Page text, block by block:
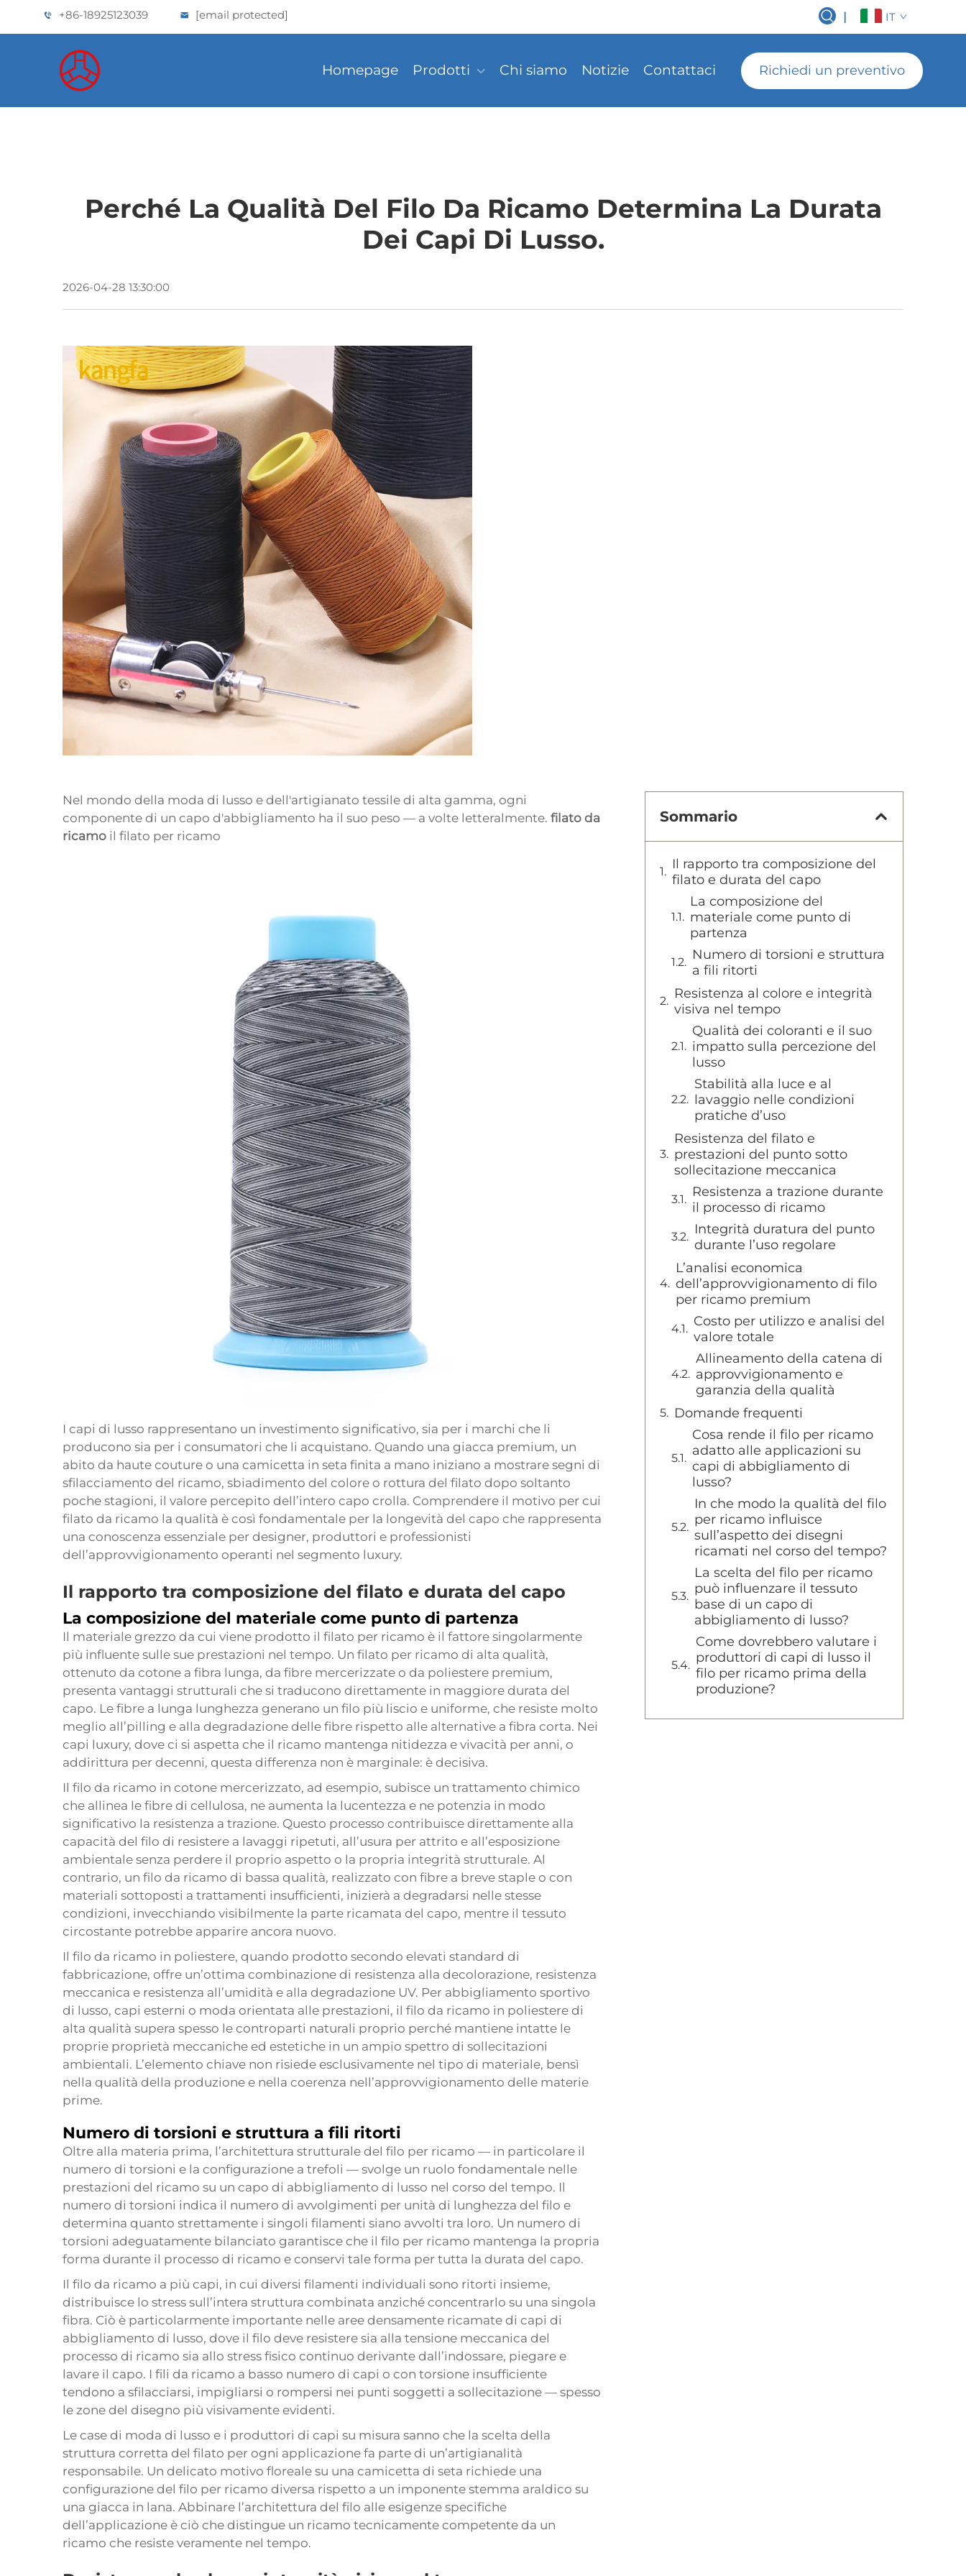
+86-18925123039 [email protected] | IT
Homepage Prodotti Chi siamo Notizie Contattaci Richiedi un preventivo
Perché La Qualità Del Filo Da Ricamo Determina La Durata
Dei Capi Di Lusso.
2026-04-28 13:30:00
Nel mondo della moda di lusso e dell'artigianato tessile di alta gamma, ogni
componente di un capo d'abbigliamento ha il suo peso — a volte letteralmente. filato da
ricamo il filato per ricamo
I capi di lusso rappresentano un investimento significativo, sia per i marchi che li
producono sia per i consumatori che li acquistano. Quando una giacca premium, un
abito da haute couture o una camicetta in seta finita a mano iniziano a mostrare segni di
sfilacciamento del ricamo, sbiadimento del colore o rottura del filato dopo soltanto
poche stagioni, il valore percepito dell’intero capo crolla. Comprendere il motivo per cui
filato da ricamo la qualità è così fondamentale per la longevità del capo che rappresenta
una conoscenza essenziale per designer, produttori e professionisti
dell’approvvigionamento operanti nel segmento luxury.
Il rapporto tra composizione del filato e durata del capo
La composizione del materiale come punto di partenza
Il materiale grezzo da cui viene prodotto il filato per ricamo è il fattore singolarmente
più influente sulle sue prestazioni nel tempo. Un filato per ricamo di alta qualità,
ottenuto da cotone a fibra lunga, da fibre mercerizzate o da poliestere premium,
presenta vantaggi strutturali che si traducono direttamente in maggiore durata del
capo. Le fibre a lunga lunghezza generano un filo più liscio e uniforme, che resiste molto
meglio all’pilling e alla degradazione delle fibre rispetto alle alternative a fibra corta. Nei
capi luxury, dove ci si aspetta che il ricamo mantenga nitidezza e vivacità per anni, o
addirittura per decenni, questa differenza non è marginale: è decisiva.
Il filo da ricamo in cotone mercerizzato, ad esempio, subisce un trattamento chimico
che allinea le fibre di cellulosa, ne aumenta la lucentezza e ne potenzia in modo
significativo la resistenza a trazione. Questo processo contribuisce direttamente alla
capacità del filo di resistere a lavaggi ripetuti, all’usura per attrito e all’esposizione
ambientale senza perdere il proprio aspetto o la propria integrità strutturale. Al
contrario, un filo da ricamo di bassa qualità, realizzato con fibre a breve staple o con
materiali sottoposti a trattamenti insufficienti, inizierà a degradarsi nelle stesse
condizioni, invecchiando visibilmente la parte ricamata del capo, mentre il tessuto
circostante potrebbe apparire ancora nuovo.
Il filo da ricamo in poliestere, quando prodotto secondo elevati standard di
fabbricazione, offre un’ottima combinazione di resistenza alla decolorazione, resistenza
meccanica e resistenza all’umidità e alla degradazione UV. Per abbigliamento sportivo
di lusso, capi esterni o moda orientata alle prestazioni, il filo da ricamo in poliestere di
alta qualità supera spesso le controparti naturali proprio perché mantiene intatte le
proprie proprietà meccaniche ed estetiche in un ampio spettro di sollecitazioni
ambientali. L’elemento chiave non risiede esclusivamente nel tipo di materiale, bensì
nella qualità della produzione e nella coerenza nell’approvvigionamento delle materie
prime.
Numero di torsioni e struttura a fili ritorti
Oltre alla materia prima, l’architettura strutturale del filo per ricamo — in particolare il
numero di torsioni e la configurazione a trefoli — svolge un ruolo fondamentale nelle
prestazioni del ricamo su un capo di abbigliamento di lusso nel corso del tempo. Il
numero di torsioni indica il numero di avvolgimenti per unità di lunghezza del filo e
determina quanto strettamente i singoli filamenti siano avvolti tra loro. Un numero di
torsioni adeguatamente bilanciato garantisce che il filo per ricamo mantenga la propria
forma durante il processo di ricamo e conservi tale forma per tutta la durata del capo.
Il filo da ricamo a più capi, in cui diversi filamenti individuali sono ritorti insieme,
distribuisce lo stress sull’intera struttura combinata anziché concentrarlo su una singola
fibra. Ciò è particolarmente importante nelle aree densamente ricamate di capi di
abbigliamento di lusso, dove il filo deve resistere sia alla tensione meccanica del
processo di ricamo sia allo stress fisico continuo derivante dall’indossare, piegare e
lavare il capo. I fili da ricamo a basso numero di capi o con torsione insufficiente
tendono a sfilacciarsi, impigliarsi o rompersi nei punti soggetti a sollecitazione — spesso
le zone del disegno più visivamente evidenti.
Le case di moda di lusso e i produttori di capi su misura sanno che la scelta della
struttura corretta del filato per ogni applicazione fa parte di un’artigianalità
responsabile. Un delicato motivo floreale su una camicetta di seta richiede una
configurazione del filo per ricamo diversa rispetto a un imponente stemma araldico su
una giacca in lana. Abbinare l’architettura del filo alle esigenze specifiche
dell’applicazione è ciò che distingue un ricamo tecnicamente competente da un
ricamo che resiste veramente nel tempo.
Sommario
Il rapporto tra composizione del
filato e durata del capo
La composizione del
materiale come punto di
partenza
Numero di torsioni e struttura
a fili ritorti
Resistenza al colore e integrità
visiva nel tempo
Qualità dei coloranti e il suo
impatto sulla percezione del
lusso
Stabilità alla luce e al
lavaggio nelle condizioni
pratiche d’uso
Resistenza del filato e
prestazioni del punto sotto
sollecitazione meccanica
Resistenza a trazione durante
il processo di ricamo
Integrità duratura del punto
durante l’uso regolare
L’analisi economica
dell’approvvigionamento di filo
per ricamo premium
Costo per utilizzo e analisi del
valore totale
Allineamento della catena di
approvvigionamento e
garanzia della qualità
Domande frequenti
Cosa rende il filo per ricamo
adatto alle applicazioni su
capi di abbigliamento di
lusso?
In che modo la qualità del filo
per ricamo influisce
sull’aspetto dei disegni
ricamati nel corso del tempo?
La scelta del filo per ricamo
può influenzare il tessuto
base di un capo di
abbigliamento di lusso?
Come dovrebbero valutare i
produttori di capi di lusso il
filo per ricamo prima della
produzione?